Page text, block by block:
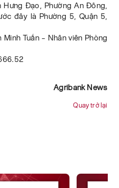
Hưng Đạo, Phường An Đông,
đây là Phường 5, Quận 5,
Tuấn – Nhân viên Phòng
Agribank News
Quay trở lại